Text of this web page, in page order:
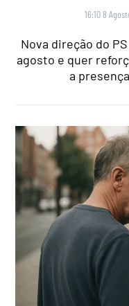
16:10 8
Nova direção do
agosto e quer
a